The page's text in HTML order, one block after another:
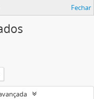
Fechar